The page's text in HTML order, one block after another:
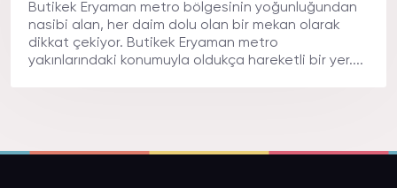
Butikek Eryaman metro bölgesinin yoğunluğundan
nasibi alan, her daim dolu olan bir mekan olarak
dikkat çekiyor. Butikek Eryaman metro
yakınlarındaki konumuyla oldukça hareketli bir yer....